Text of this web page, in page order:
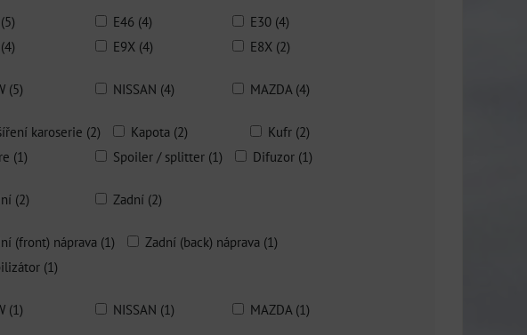
E46 (4)
E30 (4)
E9X (4) E8X (2)
(5) NISSAN (4) MAZDA (4)
karoserie (2) Kapota (2)
Kufr (2)
(1)
Spoiler / splitter (1) Difuzor (1)
(2) Zadní (2)
(front) náprava (1)
Zadní (back) náprava (1)
(1)
(1) NISSAN (1) MAZDA (1)